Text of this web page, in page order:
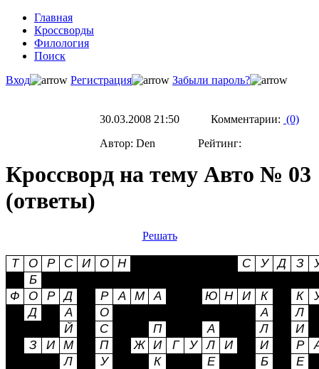
Главная
Кроссворды
Филология
Поиск
Вход
Регистрация Забыли пароль?
30.03.2008 21:50 Комментарии: (0)
Автор: Den Рейтинг:
Кроссворд на тему Авто № 03
(ответы)
Решать